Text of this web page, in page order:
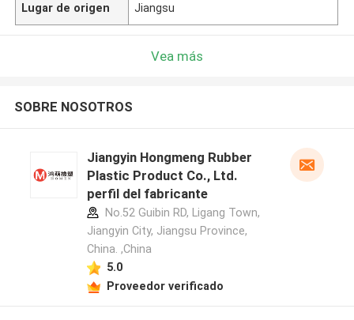
Lugar de origen Jiangsu
Vea más
SOBRE NOSOTROS
Jiangyin Hongmeng Rubber
Plastic Product Co., Ltd.
perfil del fabricante
No.52 Guibin RD, Ligang Town,
Jiangyin City, Jiangsu Province,
China. ,China
5.0
Proveedor verificado